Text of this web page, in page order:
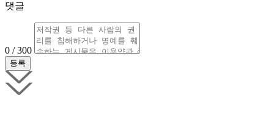
댓글
0 / 300